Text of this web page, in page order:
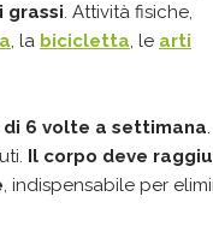
grassi. Attività fisiche,
, la bicicletta, le arti
di 6 volte a settimana
Il corpo deve
, indispensabile per